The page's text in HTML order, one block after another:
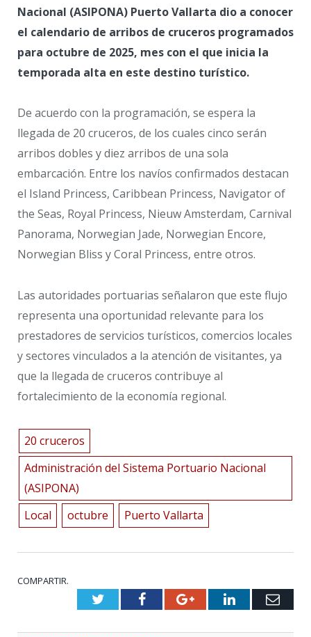
Nacional (ASIPONA) Puerto Vallarta dio a conocer
el calendario de arribos de cruceros programados
para octubre de 2025, mes con el que inicia la
temporada alta en este destino turístico.
De acuerdo con la programación, se espera la
llegada de 20 cruceros, de los cuales cinco serán
arribos dobles y diez arribos de una sola
embarcación. Entre los navíos confirmados destacan
el Island Princess, Caribbean Princess, Navigator of
the Seas, Royal Princess, Nieuw Amsterdam, Carnival
Panorama, Norwegian Jade, Norwegian Encore,
Norwegian Bliss y Coral Princess, entre otros.
Las autoridades portuarias señalaron que este flujo
representa una oportunidad relevante para los
prestadores de servicios turísticos, comercios locales
y sectores vinculados a la atención de visitantes, ya
que la llegada de cruceros contribuye al
fortalecimiento de la economía regional.
20 cruceros
Administración del Sistema Portuario Nacional
(ASIPONA)
Local
octubre Puerto Vallarta
COMPARTIR.
TwitterFacebookGoogle+LinkedIn